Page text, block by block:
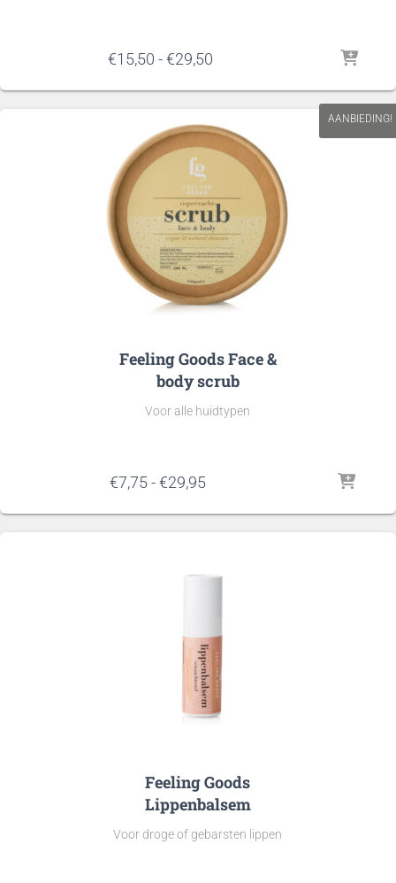
€15,50 -€29,50
tot
AANBIEDING!
Feeling Goods Face &
body scrub
Voor alle huidtypen
€7,75-€29,95Prijsklasse:
tot
Feeling Goods
Lippenbalsem
Voor droge of gebarsten lippen